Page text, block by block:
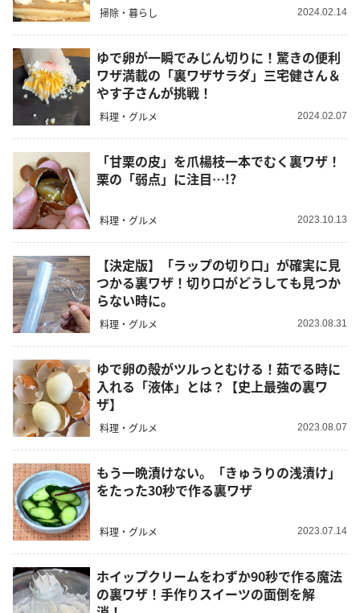
掃除・暮らし 2024.02.14
ゆで卵が一瞬でみじん切りに！驚きの便利
ワザ満載の「裏ワザサラダ」三宅健さん＆
やす子さんが挑戦！
料理・グルメ 2024.02.07
「甘栗の皮」を爪楊枝一本でむく裏ワザ！
栗の「弱点」に注目…!?
料理・グルメ 2023.10.13
【決定版】「ラップの切り口」が確実に見
つかる裏ワザ！切り口がどうしても見つか
らない時に。
料理・グルメ 2023.08.31
ゆで卵の殻がツルっとむける！茹でる時に
入れる「液体」とは？【史上最強の裏ワ
ザ】
料理・グルメ 2023.08.07
もう一晩漬けない。「きゅうりの浅漬け」
をたった30秒で作る裏ワザ
料理・グルメ 2023.07.14
ホイップクリームをわずか90秒で作る魔法
の裏ワザ！手作りスイーツの面倒を解